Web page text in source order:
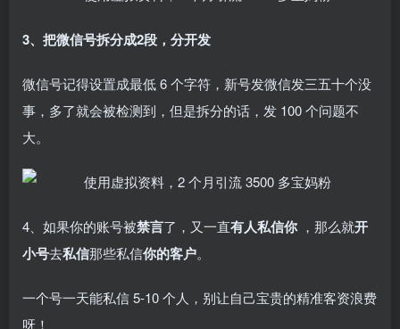
3、把微信号拆分成2段，分开发
微信号记得设置成最低 6 个字符，新号发微信发三五十个没
事，多了就会被检测到，但是拆分的话，发 100 个问题不
大。
4、如果你的账号被禁言了，又一直有人私信你，那么就开
小号去私信那些私信你的客户。
一个号一天能私信 5-10 个人，别让自己宝贵的精准客资浪费
呀！